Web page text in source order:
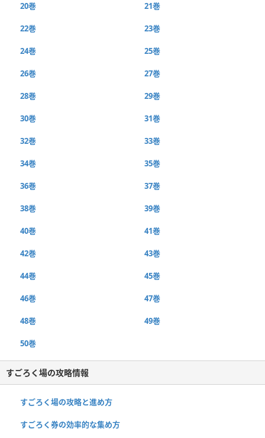
20巻 21巻
22巻 23巻
24巻 25巻
26巻 27巻
28巻 29巻
30巻 31巻
32巻 33巻
34巻 35巻
36巻 37巻
38巻 39巻
40巻 41巻
42巻 43巻
44巻 45巻
46巻 47巻
48巻 49巻
50巻
すごろく場の攻略情報
すごろく場の攻略と進め方
すごろく券の効率的な集め方